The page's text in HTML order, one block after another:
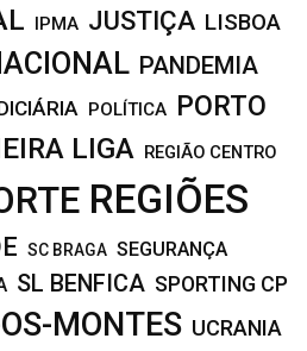
IPMA JUSTIÇA LISBOA
PANDEMIA
POLÍTICA PORTO
LIGA REGIÃO CENTRO
REGIÕES
SC BRAGA SEGURANÇA
SL BENFICA SPORTING CP
MONTES UCRANIA